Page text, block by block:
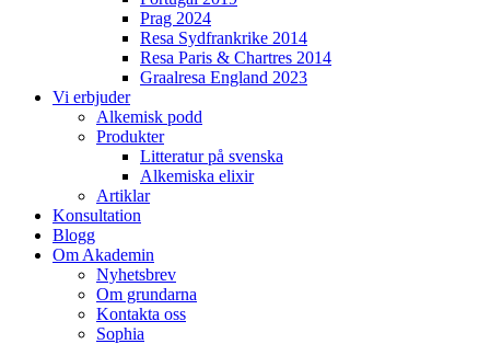
Prag 2024
Resa Sydfrankrike 2014
Resa Paris & Chartres 2014
Graalresa England 2023
Vi erbjuder
Alkemisk podd
Produkter
Litteratur på svenska
Alkemiska elixir
Artiklar
Konsultation
Blogg
Om Akademin
Nyhetsbrev
Om grundarna
Kontakta oss
Sophia